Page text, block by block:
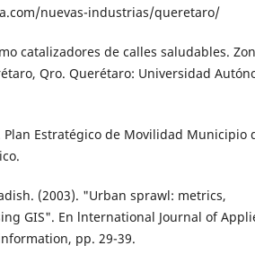
nuevas-indus­trias/queretaro/
catalizadores de calles saludables.
Qro. Querétaro: Uni­versidad
Plan Estratégico de Movilidad Municipio
(2003). "Ur­ban sprawl: metrics,
GIS". En lnternational Journal of
pp. 29-39.